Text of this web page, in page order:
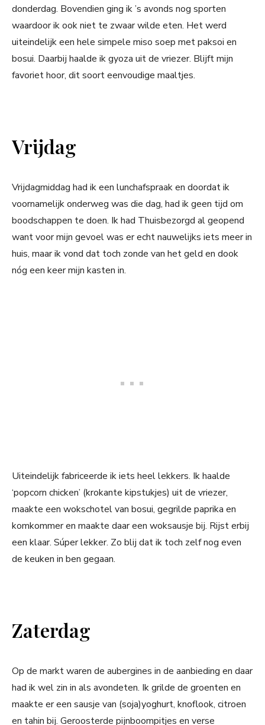
donderdag. Bovendien ging ik ’s avonds nog sporten
waardoor ik ook niet te zwaar wilde eten. Het werd
uiteindelijk een hele simpele miso soep met paksoi en
bosui. Daarbij haalde ik gyoza uit de vriezer. Blijft mijn
favoriet hoor, dit soort eenvoudige maaltjes.
Vrijdag
Vrijdagmiddag had ik een lunchafspraak en doordat ik
voornamelijk onderweg was die dag, had ik geen tijd om
boodschappen te doen. Ik had Thuisbezorgd al geopend
want voor mijn gevoel was er echt nauwelijks iets meer in
huis, maar ik vond dat toch zonde van het geld en dook
nóg een keer mijn kasten in.
Uiteindelijk fabriceerde ik iets heel lekkers. Ik haalde
‘popcorn chicken’ (krokante kipstukjes) uit de vriezer,
maakte een wokschotel van bosui, gegrilde paprika en
komkommer en maakte daar een woksausje bij. Rijst erbij
een klaar. Súper lekker. Zo blij dat ik toch zelf nog even
de keuken in ben gegaan.
Zaterdag
Op de markt waren de aubergines in de aanbieding en daar
had ik wel zin in als avondeten. Ik grilde de groenten en
maakte er een sausje van (soja)yoghurt, knoflook, citroen
en tahin bij. Geroosterde pijnboompitjes en verse